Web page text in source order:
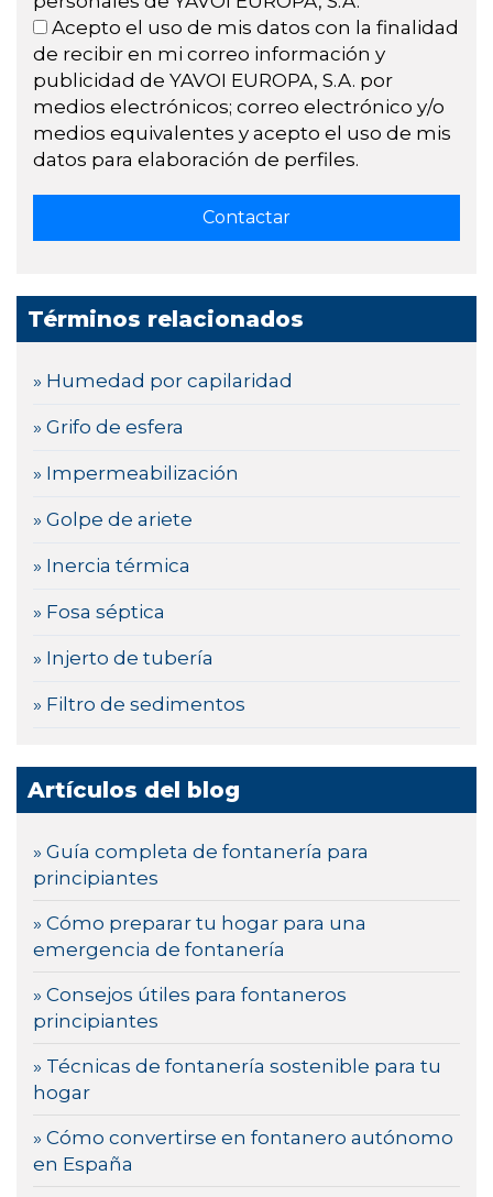
Acepto el uso de mis datos con la finalidad
de recibir en mi correo información y
publicidad de YAVOI EUROPA, S.A. por
medios electrónicos; correo electrónico y/o
medios equivalentes y acepto el uso de mis
datos para elaboración de perfiles.
Términos relacionados
» Humedad por capilaridad
» Grifo de esfera
» Impermeabilización
» Golpe de ariete
» Inercia térmica
» Fosa séptica
» Injerto de tubería
» Filtro de sedimentos
Artículos del blog
» Guía completa de fontanería para
principiantes
» Cómo preparar tu hogar para una
emergencia de fontanería
» Consejos útiles para fontaneros
principiantes
» Técnicas de fontanería sostenible para tu
hogar
» Cómo convertirse en fontanero autónomo
en España